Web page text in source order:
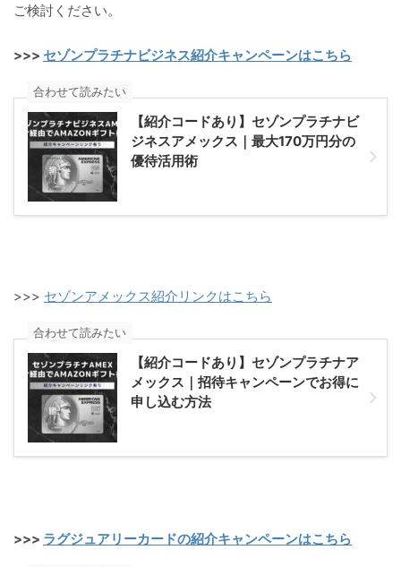
ご検討ください。
>>> セゾンプラチナビジネス紹介キャンペーンはこちら
【紹介コードあり】セゾンプラチナビ
ジネスアメックス｜最大170万円分の
優待活用術
合わせて読みたい
>>> セゾンアメックス紹介リンクはこちら
【紹介コードあり】セゾンプラチナア
メックス｜招待キャンペーンでお得に
申し込む方法
合わせて読みたい
>>> ラグジュアリーカードの紹介キャンペーンはこちら